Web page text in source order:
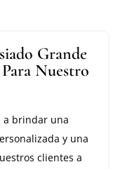
Grande
Nuestro
a brindar una
y una
clientes a